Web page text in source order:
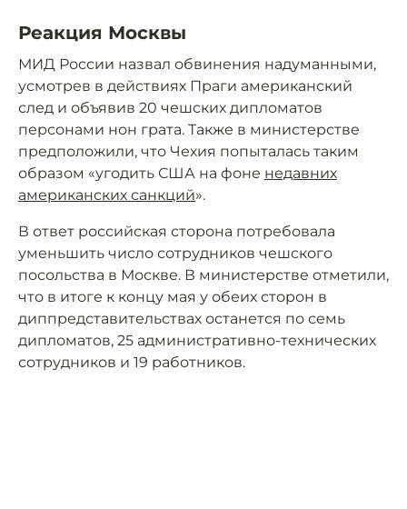
Реакция Москвы
МИД России назвал обвинения надуманными,
усмотрев в действиях Праги американский
след и объявив 20 чешских дипломатов
персонами нон грата. Также в министерстве
предположили, что Чехия попыталась таким
образом «угодить США на фоне недавних
американских санкций».
В ответ российская сторона потребовала
уменьшить число сотрудников чешского
посольства в Москве. В министерстве отметили,
что в итоге к концу мая у обеих сторон в
диппредставительствах останется по семь
дипломатов, 25 административно-технических
сотрудников и 19 работников.